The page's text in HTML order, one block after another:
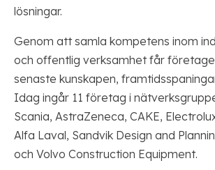
lösningar.
Genom att samla kompetens inom
och offentlig verksamhet får
senaste kunskapen,
Idag ingår 11 företag i
Scania, AstraZeneca, CAKE,
Alfa Laval, Sandvik Design and
och Volvo Construction Equipment.